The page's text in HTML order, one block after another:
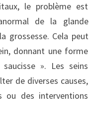
le problème est
de la glande
grossesse. Cela peut
donnant une forme
». Les seins
de diverses causes,
ou des interventions